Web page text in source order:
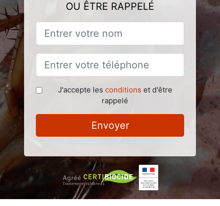
OU ÊTRE RAPPELÉ
J'accepte les conditions et d'être
rappelé
Envoyer